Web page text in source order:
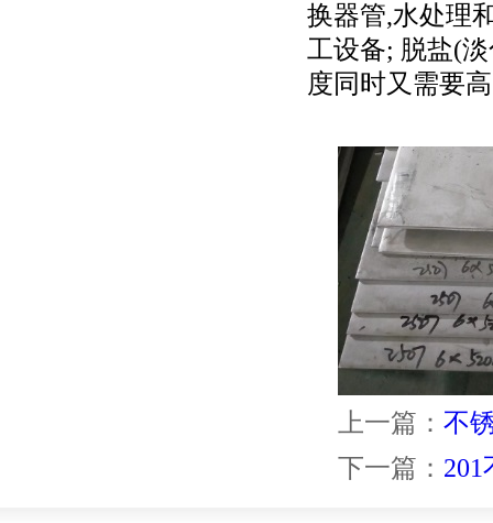
换器管,水处理
工设备; 脱盐(
度同时又需要
上一篇： 不
下一篇：